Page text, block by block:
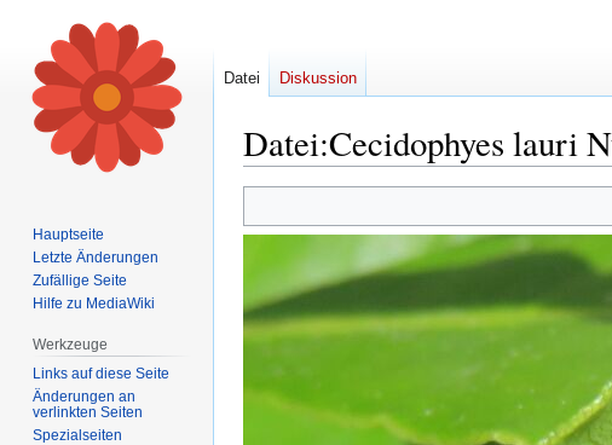
Datei:Cecidophyes lauri
Navigation
Suche
Datei Diskussion
Hauptseite
Letzte Änderungen
Zufällige Seite
Hilfe zu MediaWiki
Werkzeuge
Links auf diese Seite
Änderungen an
verlinkten Seiten
Spezialseiten